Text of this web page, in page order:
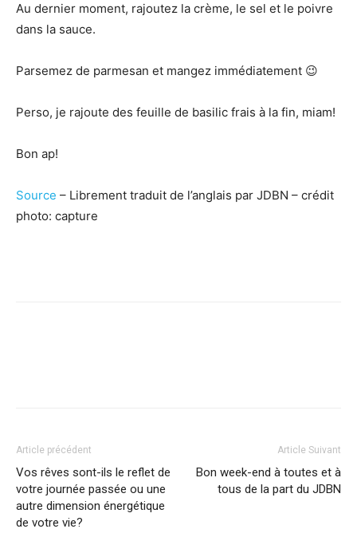
Au dernier moment, rajoutez la crème, le sel et le poivre
dans la sauce.
Parsemez de parmesan et mangez immédiatement 😉
Perso, je rajoute des feuille de basilic frais à la fin, miam!
Bon ap!
Source – Librement traduit de l’anglais par JDBN – crédit
photo: capture
Article précédent
Vos rêves sont-ils le reflet de
votre journée passée ou une
autre dimension énergétique
de votre vie?
Article Suivant
Bon week-end à toutes et à
tous de la part du JDBN